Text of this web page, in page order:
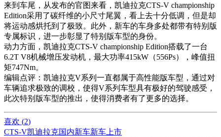
来到车尾，从发布的官图来看，凯迪拉克CTS-V championship
Edition采用了碳纤维的小尺寸尾翼，看上去十分低调，但是却
将运动感烘托到了极致。此外，新车的车身多处都带有特别版
专属标识，进一步彰显了特别版车型的身份。
动力方面，凯迪拉克CTS-V championship Edition搭载了一台
6.2T V8机械增压发动机，最大功率415kW（556Ps），峰值扭
矩747Nm。
编辑点评：凯迪拉克V系列一直都属于高性能版车型，通过对
车辆追求极致的调校，使得V系列车型具有极好的驾驶感受，
此次特别版车型的推出，使得消费者有了更多的选择。
喜欢 (2)
CTS-V凯迪拉克国内新车新车上市